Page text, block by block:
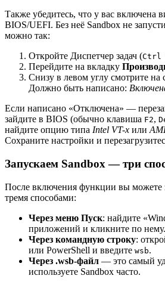
Также убедитесь, что у вас включена
BIOS/UEFI. Без неё Sandbox не
можно так:
Откройте Диспетчер задач (Ctrl
Перейдите на вкладку
Снизу в левом углу смотрите на
Должно быть написано:
Если написано «Отключена» —
зайдите в BIOS (обычно клавиша F2,
найдите опцию типа Intel VT-x или
Сохраните настройки и
Запускаем Sandbox — три
После включения функции вы можете
тремя способами:
Через меню Пуск: найдите
приложений и кликните по нему.
Через командную строку:
или PowerShell и введите wsb.
Через .wsb-файл — это самый
используете Sandbox часто.